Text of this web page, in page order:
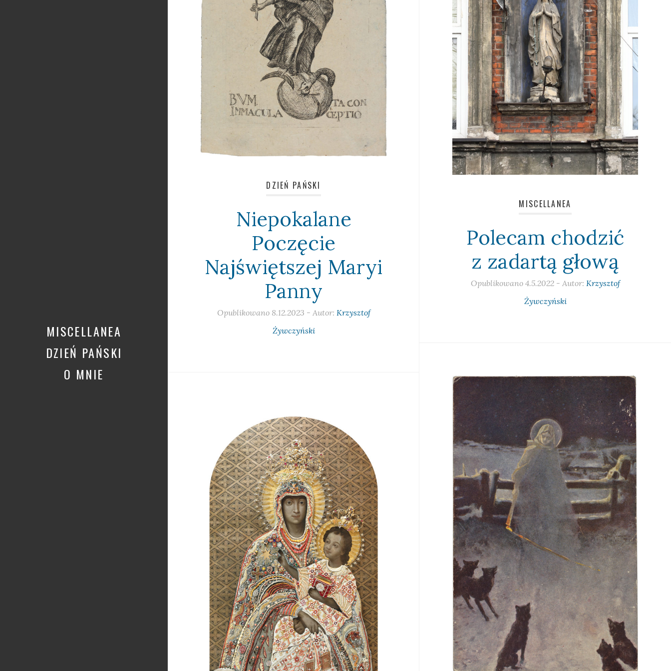
MISCELLANEA
DZIEŃ PAŃSKI
O MNIE
DZIEŃ PAŃSKI
Niepokalane
Poczęcie
Najświętszej Maryi
Panny
Opublikowano 8.12.2023 - Autor: Krzysztof
Żywczyński
MISCELLANEA
Polecam chodzić
z zadartą głową
Opublikowano 4.5.2022 - Autor: Krzysztof
Żywczyński